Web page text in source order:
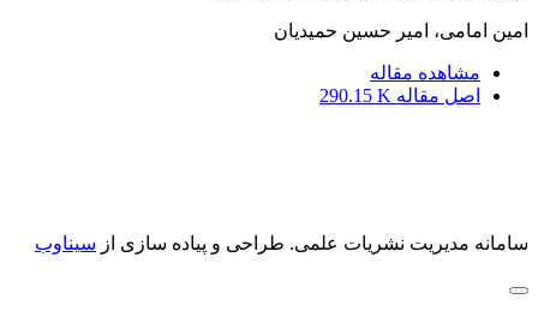
امین امامی، امیر حسین حمیدیان
مشاهده مقاله
اصل مقاله 290.15 K
سامانه مدیریت نشریات علمی. طراحی و پیاده سازی از سیناوب